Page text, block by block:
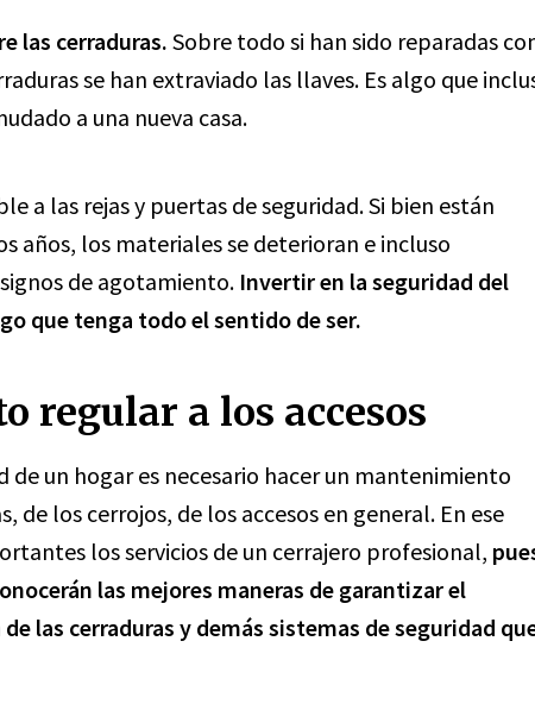
las cerraduras. Sobre todo si han sido reparadas
se han extraviado las llaves. Es algo que
a una nueva casa.
a las rejas y puertas de seguridad. Si bien están
años, los materiales se deterioran e incluso
de agotamiento. Invertir en la seguridad del
que tenga todo el sentido de ser.
regular a los accesos
de un hogar es necesario hacer un mantenimiento
de los cerrojos, de los accesos en general. En ese
los servicios de un cerrajero profesional,
las mejores maneras de garantizar el
las cerraduras y demás sistemas de seguridad